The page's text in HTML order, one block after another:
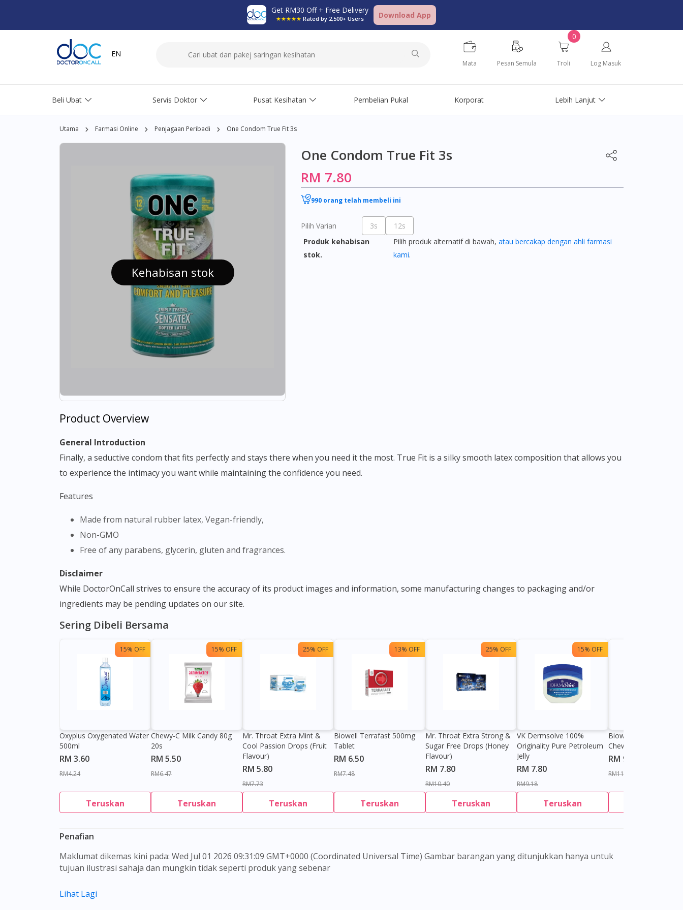
You seem to be shopping from Singapore
Get RM30 Off + Free Delivery
★★★★★ Rated by 2,500+ Users Download App
EN
Mata Pesan Semula
0
Troli Log Masuk
Beli Ubat Servis Doktor Pusat Kesihatan Pembelian Pukal Korporat Lebih Lanjut
Utama Farmasi Online Penjagaan Peribadi One Condom True Fit 3s
Kehabisan stok
One Condom True Fit 3s
RM 7.80
990 orang telah membeli ini
Pilih Varian 3s
12s
Produk kehabisan
stok.
Pilih produk alternatif di bawah,atau bercakap dengan ahli farmasi
kami.
Product Overview
General Introduction
Finally, a seductive condom that fits perfectly and stays there when you need it the most. True Fit is a silky smooth latex composition that allows you
to experience the intimacy you want while maintaining the confidence you need.
Features
Made from natural rubber latex, Vegan-friendly,
Non-GMO
Free of any parabens, glycerin, gluten and fragrances.
Disclaimer
While DoctorOnCall strives to ensure the accuracy of its product images and information, some manufacturing changes to packaging and/or
ingredients may be pending updates on our site.
Sering Dibeli Bersama
15% OFF
Oxyplus Oxygenated Water
500ml
RM 3.60
RM4.24
Teruskan
15% OFF
Chewy-C Milk Candy 80g
20s
RM 5.50
RM6.47
Teruskan
25% OFF
Mr. Throat Extra Mint &
Cool Passion Drops (Fruit
Flavour)
RM 5.80
RM7.73
Teruskan
13% OFF
Biowell Terrafast 500mg
Tablet
RM 6.50
RM7.48
Teruskan
25% OFF
Mr. Throat Extra Strong &
Sugar Free Drops (Honey
Flavour)
RM 7.80
RM10.40
Teruskan
15% OFF
VK Dermsolve 100%
Originality Pure Petroleum
Jelly
RM 7.80
RM9.18
Teruskan
Biowell Zeero 200mg
Chewable Tablet
RM 9.80
RM11.27
Penafian
Maklumat dikemas kini pada: Wed Jul 01 2026 09:31:09 GMT+0000 (Coordinated Universal Time) Gambar barangan yang ditunjukkan hanya untuk
tujuan ilustrasi sahaja dan mungkin tidak seperti produk yang sebenar
Kandungan laman web ini adalah bertujuan untuk memberi maklumat sahaja, bagi kegunaan para pengamal perubatan dan bukan bertujuan
Lihat Lagi